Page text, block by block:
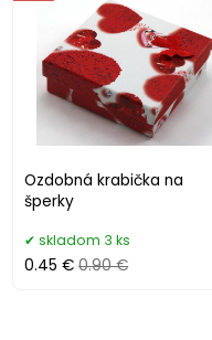
Ozdobná krabička na
šperky
skladom 3 ks
0.45 € 0.90 €